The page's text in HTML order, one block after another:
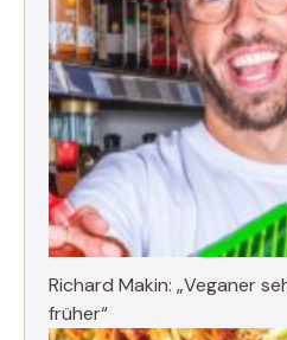
Richard Makin: „Veganer
früher“